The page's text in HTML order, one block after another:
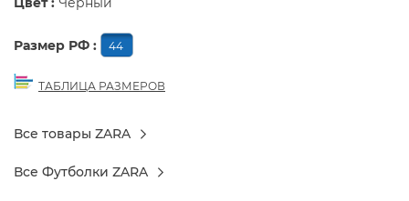
Размер РФ : 44
ТАБЛИЦА РАЗМЕРОВ
Все товары ZARA
Все Футболки ZARA